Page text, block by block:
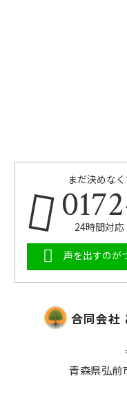
まだ決めな
24時間対
声を出すのが
合同会社
青森県弘